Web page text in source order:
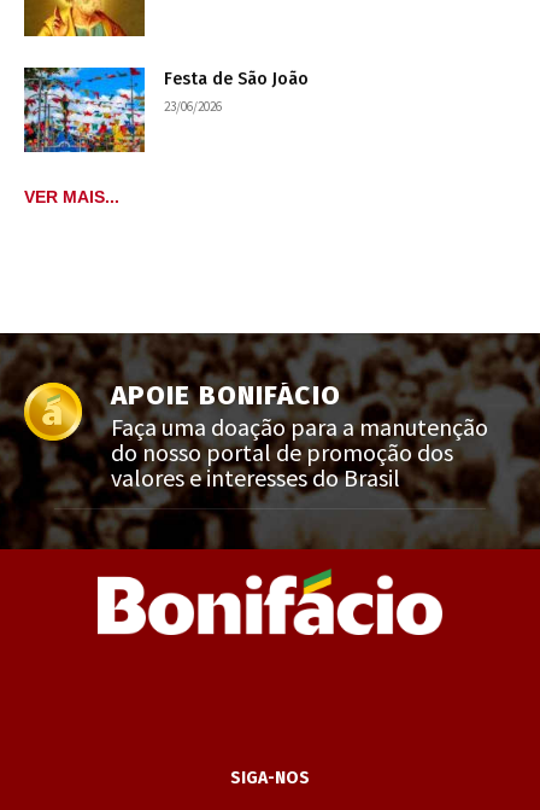
Festa de São João
23/06/2026
VER MAIS...
APOIE BONIFÁCIO
Faça uma doação para a manutenção
do nosso portal de promoção dos
valores e interesses do Brasil
SIGA-NOS